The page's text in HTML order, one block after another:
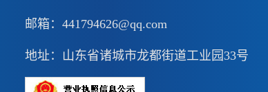
邮箱：441794626@qq.com
地址：山东省诸城市龙都街道工业园33号